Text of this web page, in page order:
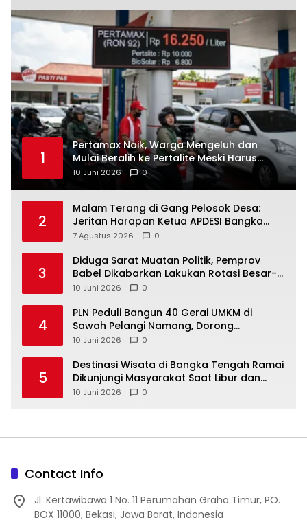
1
‎Pertamax Naik, Warga Mengeluh dan
Mulai Beralih ke Pertalite Meski Harus
10 Juni 2026 0
2
Malam Terang di Gang Pelosok Desa:
Jeritan Harapan Ketua APDESI Bangka
Tengah untuk PLN Babel
7 Agustus 2026 0
3
‎Diduga Sarat Muatan Politik, Pemprov
Babel Dikabarkan Lakukan Rotasi Besar-
10 Juni 2026 0
4
‎PLN Peduli Bangun 40 Gerai UMKM di
Sawah Pelangi Namang, Dorong
10 Juni 2026 0
5
‎Destinasi Wisata di Bangka Tengah Ramai
Dikunjungi Masyarakat Saat Libur dan
Akhir Pekan
10 Juni 2026 0
Contact Info
Jl. Kertawibawa 1 No. 11 Perumahan Graha Timur, PO.
BOX 11000, Bekasi, Jawa Barat, Indonesia